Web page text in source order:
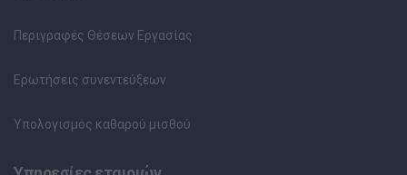
Περιγραφές Θέσεων Εργασίας
Ερωτήσεις συνεντεύξεων
Υπολογισμός καθαρού μισθού